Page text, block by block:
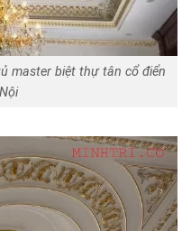
master biệt thự tân cổ điển